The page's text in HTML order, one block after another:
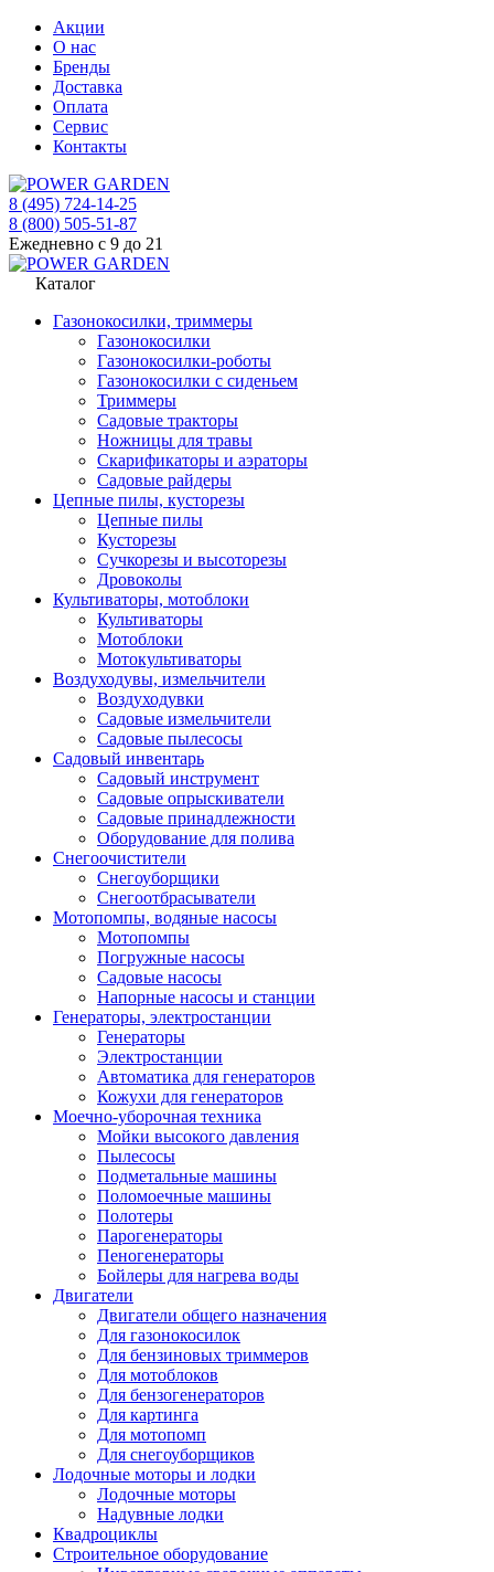
Акции
О нас
Бренды
Доставка
Оплата
Сервис
Контакты
8 (495) 724-14-25
8 (800) 505-51-87
Ежедневно с 9 до 21
Каталог
Газонокосилки, триммеры
Газонокосилки
Газонокосилки-роботы
Газонокосилки с сиденьем
Триммеры
Садовые тракторы
Ножницы для травы
Скарификаторы и аэраторы
Садовые райдеры
Цепные пилы, кусторезы
Цепные пилы
Кусторезы
Сучкорезы и высоторезы
Дровоколы
Культиваторы, мотоблоки
Культиваторы
Мотоблоки
Мотокультиваторы
Воздуходувы, измельчители
Воздуходувки
Садовые измельчители
Садовые пылесосы
Садовый инвентарь
Садовый инструмент
Садовые опрыскиватели
Садовые принадлежности
Оборудование для полива
Снегоочистители
Снегоуборщики
Снегоотбрасыватели
Мотопомпы, водяные насосы
Мотопомпы
Погружные насосы
Садовые насосы
Напорные насосы и станции
Генераторы, электростанции
Генераторы
Электростанции
Автоматика для генераторов
Кожухи для генераторов
Моечно-уборочная техника
Мойки высокого давления
Пылесосы
Подметальные машины
Поломоечные машины
Полотеры
Парогенераторы
Пеногенераторы
Бойлеры для нагрева воды
Двигатели
Двигатели общего назначения
Для газонокосилок
Для бензиновых триммеров
Для мотоблоков
Для бензогенераторов
Для картинга
Для мотопомп
Для снегоуборщиков
Лодочные моторы и лодки
Лодочные моторы
Надувные лодки
Квадроциклы
Строительное оборудование